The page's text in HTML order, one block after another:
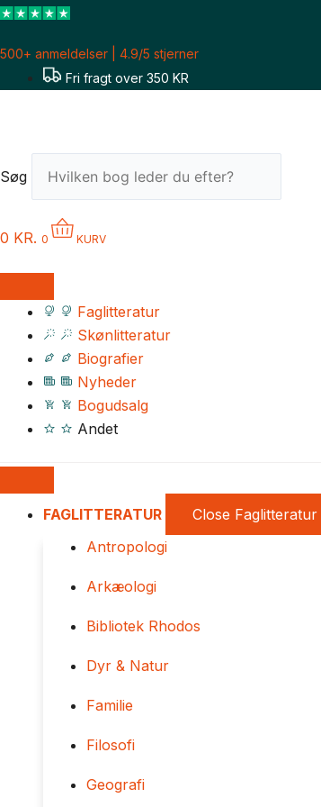
Gå
indholdet
500+ anmeldelser | 4.9/5 stjerner
Fri fragt over 350 KR
Søg
0 KR. 0 KURV
Faglitteratur
Skønlitteratur
Biografier
Nyheder
Bogudsalg
Andet
FAGLITTERATUR Close Faglitteratur
Antropologi
Arkæologi
Bibliotek Rhodos
Dyr & Natur
Familie
Filosofi
Geografi